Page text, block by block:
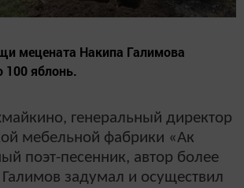
мецената Накипа Галимова
яблонь.
генеральный директор
мебельной фабрики «Ак
поэт-песенник, автор более
задумал и осуществил